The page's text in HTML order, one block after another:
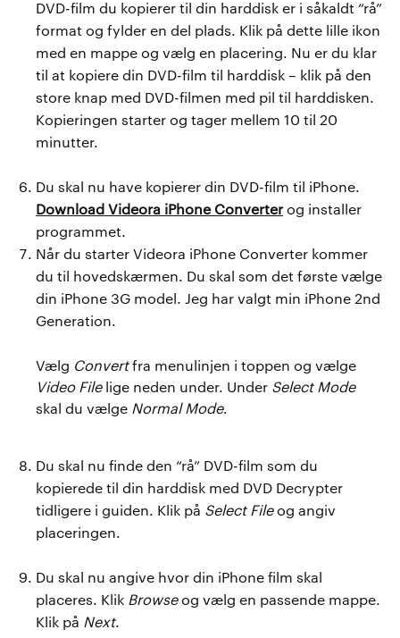
DVD-film du kopierer til din harddisk er i såkaldt “rå”
format og fylder en del plads. Klik på dette lille ikon
med en mappe og vælg en placering. Nu er du klar
til at kopiere din DVD-film til harddisk – klik på den
store knap med DVD-filmen med pil til harddisken.
Kopieringen starter og tager mellem 10 til 20
minutter.
Du skal nu have kopierer din DVD-film til iPhone.
Download Videora iPhone Converterog installer
programmet.
Når du starter Videora iPhone Converter kommer
du til hovedskærmen. Du skal som det første vælge
din iPhone 3G model. Jeg har valgt min iPhone 2nd
Generation.
Vælg Convertfra menulinjen i toppen og vælge
Video Filelige neden under. Under Select Mode
skal du vælge Normal Mode.
Du skal nu finde den “rå” DVD-film som du
kopierede til din harddisk med DVD Decrypter
tidligere i guiden. Klik på Select Fileog angiv
placeringen.
Du skal nu angive hvor din iPhone film skal
placeres. Klik Browseog vælg en passende mappe.
Klik på Next.